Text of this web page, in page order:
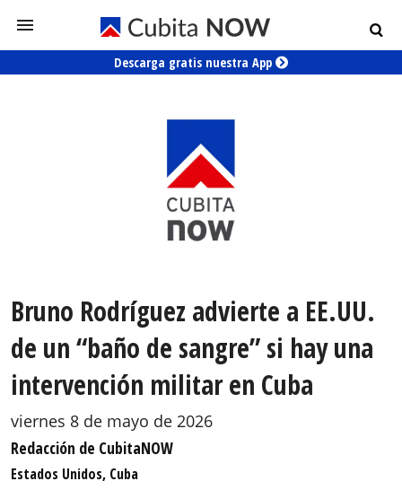
Descarga gratis nuestra App
Bruno Rodríguez advierte a EE.UU.
de un “baño de sangre” si hay una
intervención militar en Cuba
viernes 8 de mayo de 2026
Redacción de CubitaNOW
Estados Unidos, Cuba